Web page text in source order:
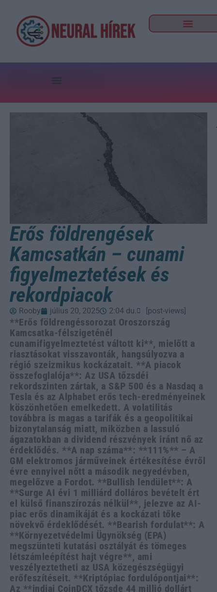
Erős földrengések
Kamcsatkán – cunami
figyelmeztetések és
rekordpiacok
Rooby július 20, 2025 2:04 du. [post-views]
**Erős földrengéssorozat Oroszország
Kamcsatka-félszigeténél
cunamifigyelmeztetést váltott ki**, mielőtt a
riasztásokat visszavonták, hangsúlyozva a
régió szeizmikus kockázatait. **A piacok
összefoglalója**: Az USA tőzsdéi
rekordszinten zártak, a S&P 500 és a Nasdaq a
Tesla és az Alphabet erős tech-eredményeinek
köszönhetően emelkedett. A volatilitás
továbbra is magas a tarifák és a geopolitikai
bizonytalanság miatt, miközben a lassuló
ágazatokban a dividend részvények iránt nő az
érdeklődés. **A nap száma**: **111%** – A
GM elektromos járműveinek értékesítése évről
évre ennyivel nőtt a második negyedévben,
megelőzve a Fordot. **Bullish lendület**: A
**Surge AI évi 1 milliárd dolláros bevételt ért
el külső finanszírozás nélkül**, jelezve az AI-
piac erős dinamikáját és a kockázati tőke
növekvő érdeklődését. **Bearish fordulat**: A
**Környezetvédelmi Ügynökség (EPA)
megszünteti kutatási osztályát és tömeges
létszámleépítést hajt végre**, ami
veszélyeztetheti az USA közegészségügyi
erőfeszítéseit. **Kriptópiac fordulópontjai**:
Az **indiai CoinDCX tőzsde 44 millió dollárt